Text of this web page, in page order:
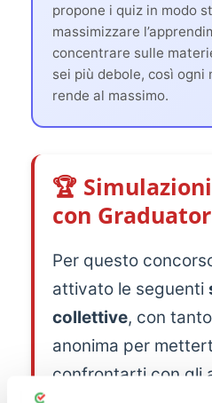
propone i quiz in modo
massimizzare
concentrare sulle
sei più debole, così ogni
rende al massimo.
🏆
con
Per questo
attivato le seguenti
collettive, con
anonima per
confrontarti con gli